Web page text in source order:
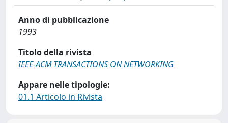
Anno di pubblicazione
1993
Titolo della rivista
IEEE-ACM TRANSACTIONS ON NETWORKING
Appare nelle tipologie:
01.1 Articolo in Rivista